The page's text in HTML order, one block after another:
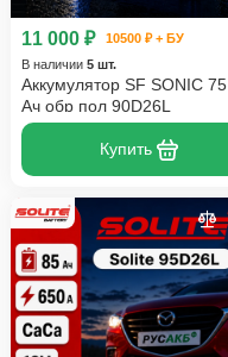
11 000 ₽
10500 ₽ + БУ
В наличии 5 шт.
Аккумулятор SF SONIC 75
Ач обр пол 90D26L
Купить